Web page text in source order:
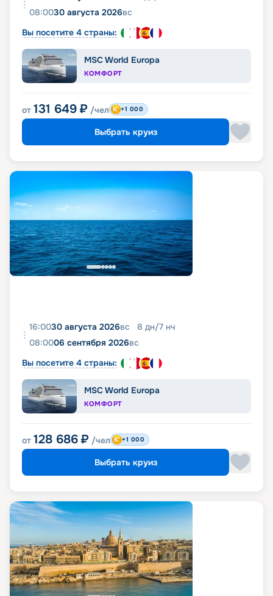
08:0030 августа 2026вс
Вы посетите 4 страны:
MSC World Europa
КОМФОРТ
от 131 649 ₽ /чел +1 000
Выбрать круиз
16:0030 августа 2026вс 8 дн/7 нч
08:0006 сентября 2026вс
Вы посетите 4 страны:
MSC World Europa
КОМФОРТ
от 128 686 ₽ /чел +1 000
Выбрать круиз